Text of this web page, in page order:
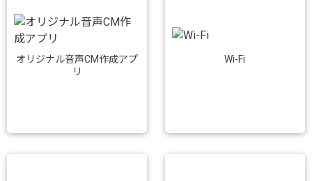
オリジナル音声CM作成アプ
リ
Wi-Fi